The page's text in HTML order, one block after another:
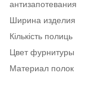
антизапотевания
Ширина изделия
Кількість полиць
Цвет фурнитуры
Материал полок